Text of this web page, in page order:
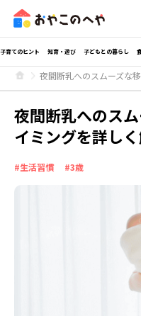
子育てのヒント 知育・遊び 子どもとの暮らし
夜間断乳へのスムーズな
夜間断乳へのス
イミングを詳し
#生活習慣 #3歳